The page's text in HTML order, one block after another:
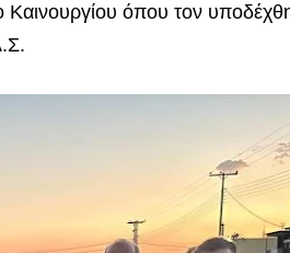
όπου τον